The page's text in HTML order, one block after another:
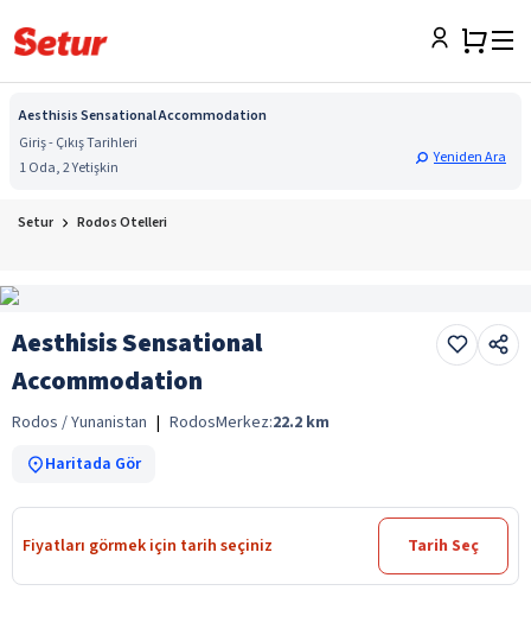
Aesthisis Sensational Accommodation
Giriş - Çıkış Tarihleri
1 Oda, 2 Yetişkin
Yeniden Ara
Setur Rodos Otelleri
Aesthisis Sensational
Accommodation
Rodos / Yunanistan | RodosMerkez:22.2 km
Haritada Gör
Fiyatları görmek için tarih seçiniz Tarih Seç